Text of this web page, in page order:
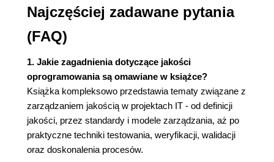
zarządzania przez cele
ocen pracowników
Zasada 13. promowanie
intensywnych programów
szkoleniowych oraz zachęcanie do
ciągłego samodoskonalenia
Zasada 14. zaangażowanie
wszystkich pracowników w proces
Najczęściej zadawane pytania
(FAQ)
1. Jakie zagadnienia dotyczące jakości
oprogramowania są omawiane w książce?
Książka kompleksowo przedstawia tematy związane z
zarządzaniem jakością w projektach IT - od definicji
jakości, przez standardy i modele zarządzania, aż po
praktyczne techniki testowania, weryfikacji, walidacji
oraz doskonalenia procesów.